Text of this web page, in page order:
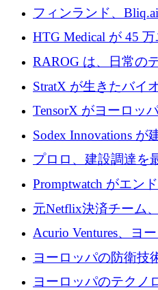
が 7 億ドルを調達
フィンランド、
認可
HTG Medical が 45
尿モニタリングを自
証を獲得
RAROG は、日常の
助ビーコンに変える
StratX が生きたバイ
ン対策に 119 万ドル
TensorX がヨーロッ
有者によって決まる
Sodex Innovations が
のインテリジェンス
ユーロを確保
プロロ、建設調達を
ンドを調達
Promptwatch がエン
適化プラットフォー
万ユーロを調達
元Netflix決済チーム
ラットフォーム
万ユーロを調達
Acurio Ventures、ヨ
流動性を解放するた
ファンドを立ち上げ
ヨーロッパの防衛技
ングは、180億ドル
ヨーロッパのテクノ